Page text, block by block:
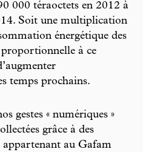
000 téraoctets en 2012 à
Soit une multiplication
énergétique des
proportionnelle à ce
temps prochains.
gestes « numériques »
grâce à des
appartenant au Gafam